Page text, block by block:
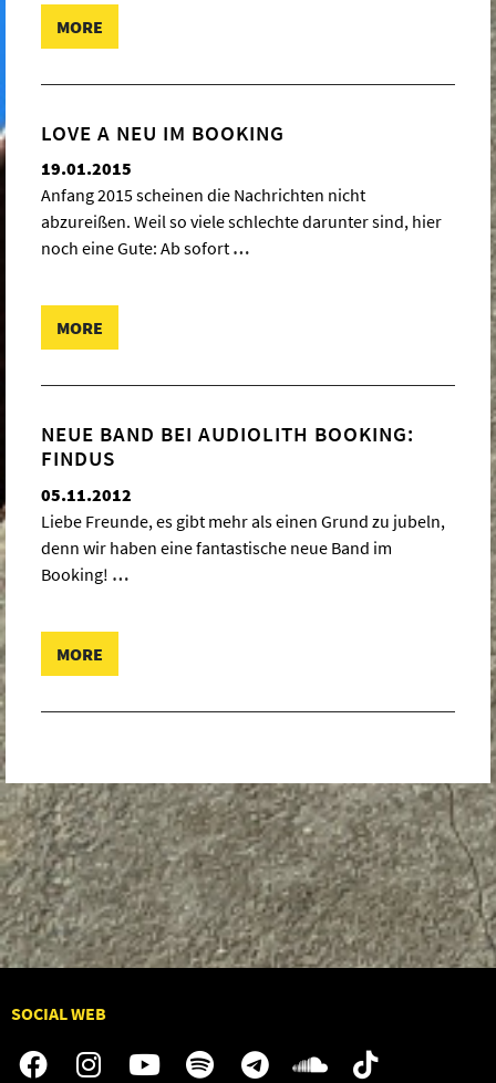
MORE
LOVE A NEU IM BOOKING
19.01.2015
Anfang 2015 scheinen die Nachrichten nicht
abzureißen. Weil so viele schlechte darunter sind, hier
noch eine Gute: Ab sofort …
MORE
NEUE BAND BEI AUDIOLITH BOOKING:
FINDUS
05.11.2012
Liebe Freunde, es gibt mehr als einen Grund zu jubeln,
denn wir haben eine fantastische neue Band im
Booking! …
MORE
SOCIAL WEB